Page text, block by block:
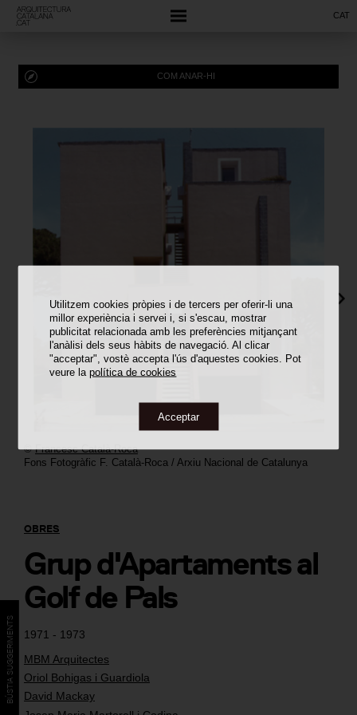
Utilitzem cookies pròpies i de tercers per oferir-li una
millor experiència i servei i, si s'escau, mostrar
publicitat relacionada amb les preferències mitjançant
l'anàlisi dels seus hàbits de navegació. Al clicar
"acceptar", vostè accepta l'ús d'aquestes cookies. Pot
veure lapolítica de cookies
Acceptar
CAT
1971 - 1973
MBM Arquitectes
Oriol Bohigas i Guardiola
David Mackay
OBRES
Grup d'Apartaments al
Golf de Pals
COM ANAR-HI
©Francesc Català-Roca
Fons Fotogràfic F. Català-Roca / Arxiu Nacional de Catalunya
BÚSTIA SUGGERIMENTS